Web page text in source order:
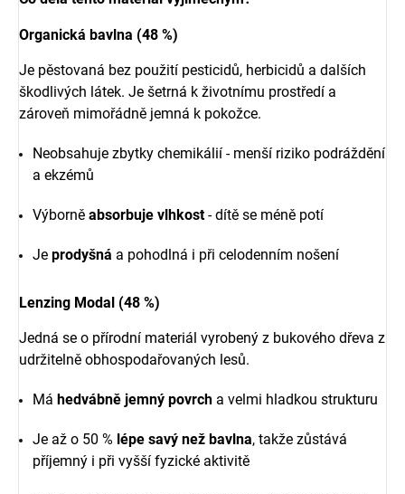
Organická bavlna (48 %)
Je pěstovaná bez použití pesticidů, herbicidů a dalších
škodlivých látek. Je šetrná k životnímu prostředí a
zároveň mimořádně jemná k pokožce.
Neobsahuje zbytky chemikálií - menší riziko podráždění
a ekzémů
Výborně absorbuje vlhkost- dítě se méně potí
Je prodyšná a pohodlná i při celodenním nošení
Lenzing Modal (48 %)
Jedná se o přírodní materiál vyrobený z bukového dřeva z
udržitelně obhospodařovaných lesů.
Má hedvábně jemný povrch a velmi hladkou strukturu
Je až o 50 % lépe savý než bavlna, takže zůstává
příjemný i při vyšší fyzické aktivitě